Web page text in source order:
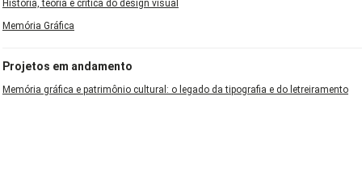
História, teoria e crítica do design visual
Memória Gráfica
Projetos em andamento
Memória gráfica e patrimônio cultural: o legado da tipografia e do letreiramento